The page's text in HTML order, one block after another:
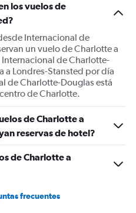
los vuelos de
Internacional de
un vuelo de Charlotte a
de Charlotte-
a Londres-Stansted por día
de Charlotte-Douglas está
de Charlotte.
de Charlotte a
reservas de hotel?
de Charlotte a
frecuentes